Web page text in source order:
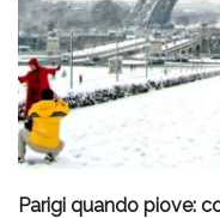
Parigi quando piove: